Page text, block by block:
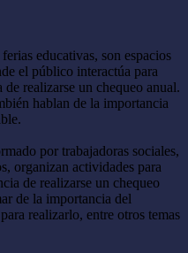
educativas, son espacios
el público interactúa para
realizarse un chequeo anual.
hablan de la importancia
por trabajadoras sociales,
organizan actividades para
de realizarse un chequeo
de la importancia del
realizarlo, entre otros temas